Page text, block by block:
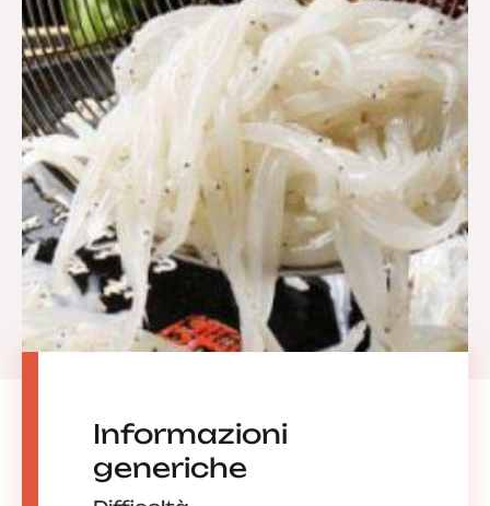
Informazioni
generiche